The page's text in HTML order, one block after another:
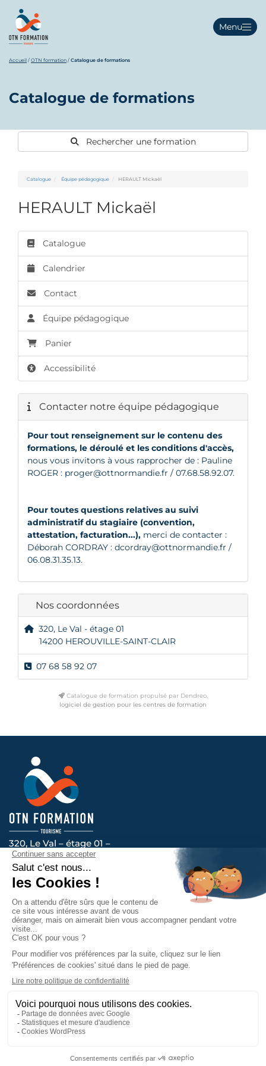
Menu
Accueil / OTN formation / Catalogue de formations
Catalogue de formations
Rechercher une formation
Catalogue Équipe pédagogique HERAULT Mickaël
HERAULT Mickaël
Catalogue
Calendrier
Contact
Équipe pédagogique
Panier
Accessibilité
Contacter notre équipe pédagogique
Pour tout renseignement sur le contenu des
formations, le déroulé et les conditions d'accès,
nous vous invitons à vous rapprocher de : Pauline
ROGER : proger@ottnormandie.fr / 07.68.58.92.07.
Pour toutes questions relatives au suivi
administratif du stagiaire (convention,
attestation, facturation...), merci de contacter :
Déborah CORDRAY : dcordray@ottnormandie.fr /
06.08.31.35.13.
Nos coordonnées
320, Le Val - étage 01
14200 HEROUVILLE-SAINT-CLAIR
07 68 58 92 07
Catalogue de formation propulsé par Dendreo,
logiciel de gestion pour les centres de formation
320, Le Val – étage 01 –
14200 HEROUVILLE-SAINT-CLAIR
Voir l’itinéraire
Nous vous accompagnons au quotidien, contactez-
nous !
Prendre contact
au titre de la catégorie d’action
suivante : ACTIONS DE FORMATION.
Mentions légales
Politique de confidentialité